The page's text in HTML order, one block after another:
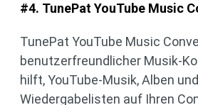
#4. TunePat YouTube Music
TunePat YouTube Music
benutzerfreundlicher Musik-
hilft, YouTube-Musik, Alben und
Wiedergabelisten auf Ihren